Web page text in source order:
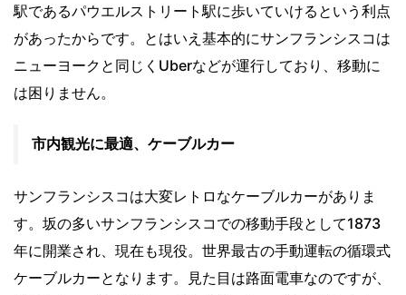
駅であるパウエルストリート駅に歩いていけるという利点
があったからです。とはいえ基本的にサンフランシスコは
ニューヨークと同じくUberなどが運行しており、移動に
は困りません。
市内観光に最適、ケーブルカー
サンフランシスコは大変レトロなケーブルカーがありま
す。坂の多いサンフランシスコでの移動手段として1873
年に開業され、現在も現役。世界最古の手動運転の循環式
ケーブルカーとなります。見た目は路面電車なのですが、